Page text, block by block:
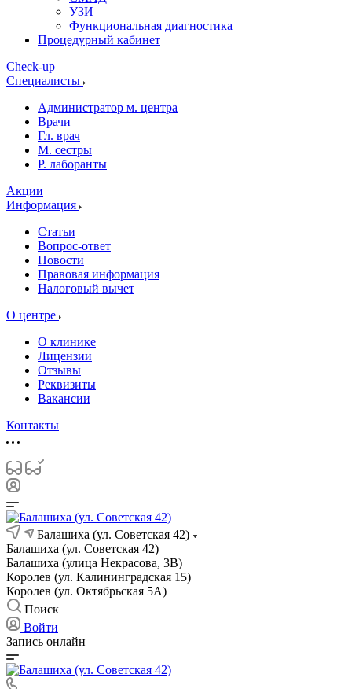
УЗИ
Функциональная диагностика
Процедурный кабинет
Cheсk-up
Специалисты
Администратор м. центра
Врачи
Гл. врач
М. сестры
Р. лаборанты
Акции
Информация
Статьи
Вопрос-ответ
Новости
Правовая информация
Налоговый вычет
О центре
О клинике
Лицензии
Отзывы
Реквизиты
Вакансии
Контакты
Балашиха (ул. Советская 42)
Балашиха (ул. Советская 42)
Балашиха (улица Некрасова, 3В)
Королев (ул. Калининградская 15)
Королев (ул. Октябрьская 5А)
Поиск
Войти
Запись онлайн